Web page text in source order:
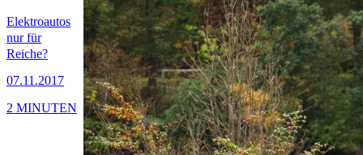
Elektroautos
nur für
Reiche?
07.11.2017
2 MINUTEN